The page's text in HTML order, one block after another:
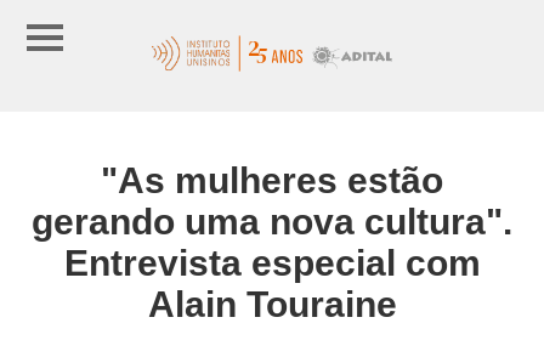
"As mulheres estão
gerando uma nova cultura".
Entrevista especial com
Alain Touraine